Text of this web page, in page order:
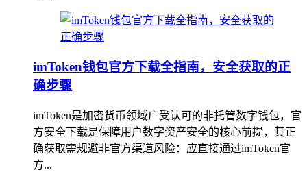
imToken钱包官方下载全指南，安全获取的正
确步骤
imToken是加密货币领域广受认可的非托管数字钱包，官
方安全下载是保障用户数字资产安全的核心前提，其正
确获取需规避非官方渠道风险：应直接通过imToken官
方...